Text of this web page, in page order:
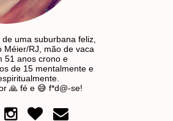
uma suburbana feliz,
Méier/RJ, mão de vaca
51 anos crono e
de 15 mentalmente e
🙏 fé e 😅 f*d@-se!